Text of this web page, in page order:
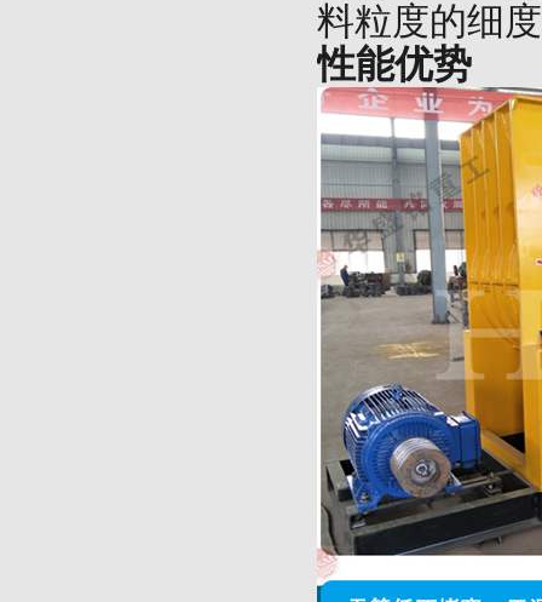
料粒度的细
性能优势